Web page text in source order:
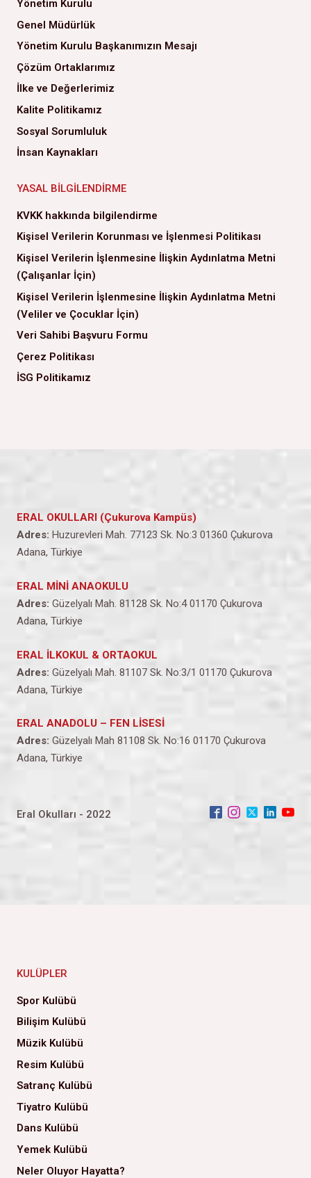
Yönetim Kurulu
Genel Müdürlük
Yönetim Kurulu Başkanımızın Mesajı
Çözüm Ortaklarımız
İlke ve Değerlerimiz
Kalite Politikamız
Sosyal Sorumluluk
İnsan Kaynakları
YASAL BILGILENDIRME
KVKK hakkında bilgilendirme
Kişisel Verilerin Korunması ve İşlenmesi Politikası
Kişisel Verilerin İşlenmesine İlişkin Aydınlatma Metni
(Çalışanlar İçin)
Kişisel Verilerin İşlenmesine İlişkin Aydınlatma Metni
(Veliler ve Çocuklar İçin)
Veri Sahibi Başvuru Formu
Çerez Politikası
İSG Politikamız
ERAL OKULLARI (Çukurova Kampüs)
Adres: Huzurevleri Mah. 77123 Sk. No:3 01360 Çukurova
Adana, Türkiye
ERAL MİNİ ANAOKULU
Adres: Güzelyalı Mah. 81128 Sk. No:4 01170 Çukurova
Adana, Türkiye
ERAL İLKOKUL & ORTAOKUL
Adres: Güzelyalı Mah. 81107 Sk. No:3/1 01170 Çukurova
Adana, Türkiye
ERAL ANADOLU – FEN LİSESİ
Adres: Güzelyalı Mah 81108 Sk. No:16 01170 Çukurova
Adana, Türkiye
Eral Okulları - 2022
KULÜPLER
Spor Kulübü
Bilişim Kulübü
Müzik Kulübü
Resim Kulübü
Satranç Kulübü
Tiyatro Kulübü
Dans Kulübü
Yemek Kulübü
Neler Oluyor Hayatta?